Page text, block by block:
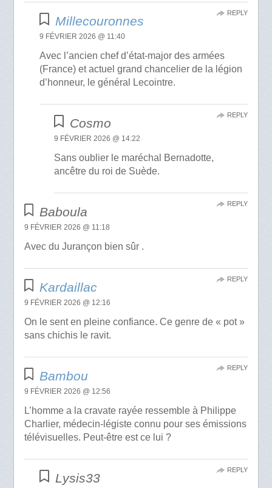
Millecouronnes
9 FÉVRIER 2026 @ 11:40
Avec l’ancien chef d’état-major des armées
(France) et actuel grand chancelier de la légion
d’honneur, le général Lecointre.
REPLY
Cosmo
9 FÉVRIER 2026 @ 14:22
Sans oublier le maréchal Bernadotte,
ancêtre du roi de Suède.
REPLY
Baboula
9 FÉVRIER 2026 @ 11:18
Avec du Jurançon bien sûr .
REPLY
Kardaillac
9 FÉVRIER 2026 @ 12:16
On le sent en pleine confiance. Ce genre de « pot »
sans chichis le ravit.
REPLY
Bambou
9 FÉVRIER 2026 @ 12:56
L’homme a la cravate rayée ressemble à Philippe
Charlier, médecin-légiste connu pour ses émissions
télévisuelles. Peut-être est ce lui ?
REPLY
Lysis33
REPLY